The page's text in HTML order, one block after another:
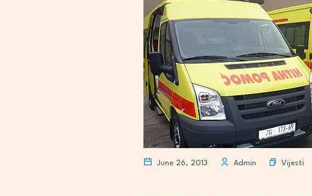
June 26, 2013 Admin Vijesti